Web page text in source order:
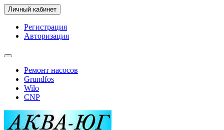
Личный кабинет
Регистрация
Авторизация
Ремонт насосов
Grundfos
Wilo
CNP